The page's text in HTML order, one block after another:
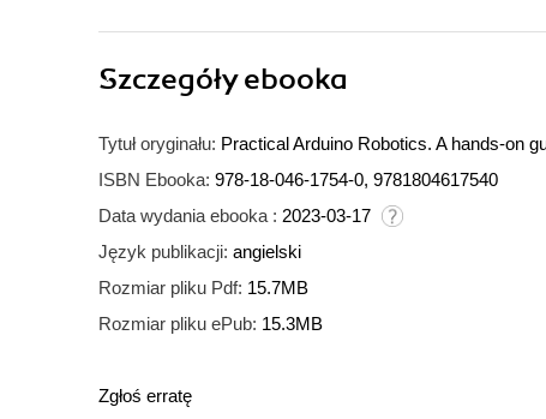
Szczegółyebooka
Tytuł oryginału: Practical Arduino Robotics. A hands-on
ISBN Ebooka: 978-18-046-1754-0, 9781804617540
Data wydania ebooka : 2023-03-17
Język publikacji: angielski
Rozmiar pliku Pdf: 15.7MB
Rozmiar pliku ePub: 15.3MB
Zgłoś erratę